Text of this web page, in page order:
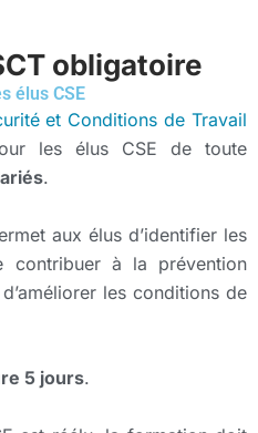
obligatoire
élus CSE
et Conditions de Travail
les élus CSE de toute
.
aux élus d’identifier les
contribuer à la prévention
les conditions de
5 jours.